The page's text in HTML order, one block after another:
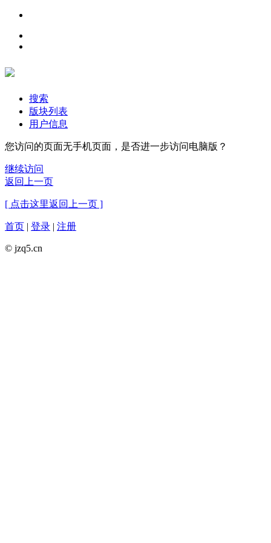
搜索
版块列表
用户信息
您访问的页面无手机页面，是否进一步访问电脑版？
继续访问
返回上一页
[ 点击这里返回上一页 ]
首页 | 登录 | 注册
© jzq5.cn